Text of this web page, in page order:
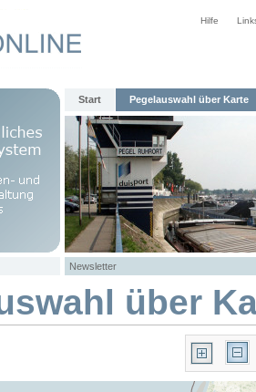
Hilfe
Start Pegelauswahl über Karte
Newsletter
über